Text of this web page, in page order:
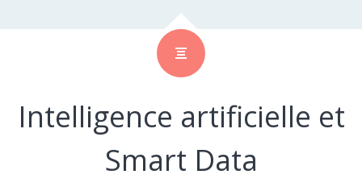
Intelligence artificielle et
Smart Data